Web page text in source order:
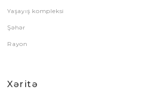
Yaşayış kompleksi
Şəhər
Rayon
Xəritə